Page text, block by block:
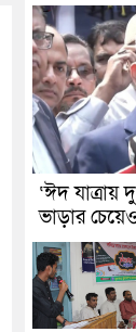
‘ঈদ যাত্রায়
ভাড়ার